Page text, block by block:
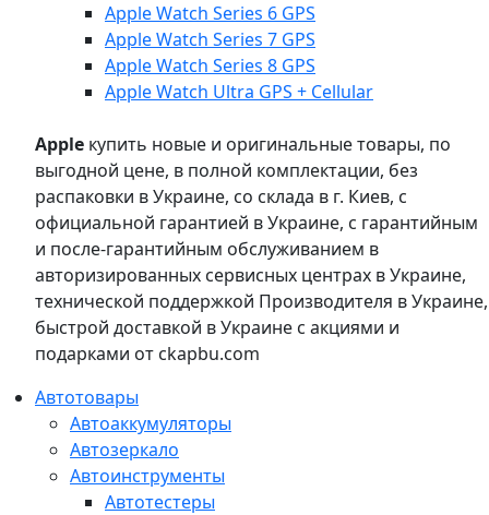
Apple Watch Series 6 GPS
Apple Watch Series 7 GPS
Apple Watch Series 8 GPS
Apple Watch Ultra GPS + Cellular
Apple купить новые и оригинальные товары, по
выгодной цене, в полной комплектации, без
распаковки в Украине, со склада в г. Киев, с
официальной гарантией в Украине, с гарантийным
и после-гарантийным обслуживанием в
авторизированных сервисных центрах в Украине,
технической поддержкой Производителя в Украине,
быстрой доставкой в Украине с акциями и
подарками от ckapbu.com
Автотовары
Автоаккумуляторы
Автозеркало
Автоинструменты
Автотестеры